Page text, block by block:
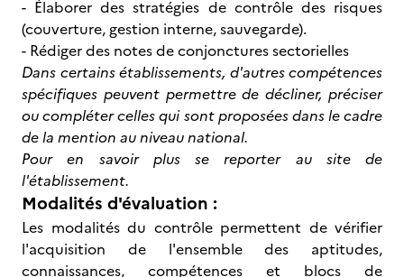
- Élaborer des stratégies de contrôle des risques
(couverture, gestion interne, sauvegarde).
- Rédiger des notes de conjonctures sectorielles
Dans certains établissements, d'autres compétences
spécifiques peuvent permettre de décliner, préciser
ou compléter celles qui sont proposées dans le cadre
de la mention au niveau national.
Pour en savoir plus se reporter au site de
l'établissement.
Modalités d'évaluation :
Les modalités du contrôle permettent de vérifier
l'acquisition de l'ensemble des aptitudes,
connaissances, compétences et blocs de